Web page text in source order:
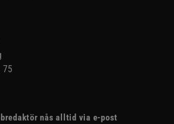
nås alltid via e-post